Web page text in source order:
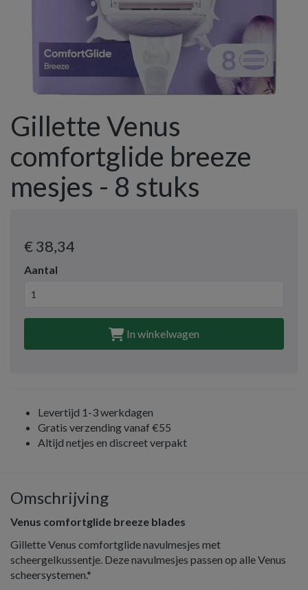
Gillette Venus
comfortglide breeze
mesjes - 8 stuks
€ 38,34
Aantal
In winkelwagen
Levertijd 1-3 werkdagen
Gratis verzending vanaf €55
Altijd netjes en discreet verpakt
Omschrijving
Venus comfortglide breeze blades
Gillette Venus comfortglide navulmesjes met
scheergelkussentje. Deze navulmesjes passen op alle Venus
scheersystemen.*